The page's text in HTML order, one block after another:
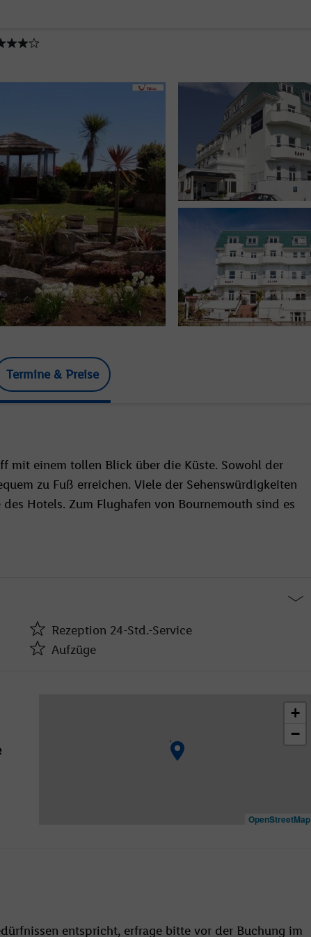
Termine & Preise
mit einem tollen Blick über die Küste. Sowohl der
zu Fuß erreichen. Viele der Sehenswürdigkeiten
Hotels. Zum Flughafen von Bournemouth sind es
Rezeption 24-Std.-Service
Aufzüge
Whirlpool
+
−
OpenStreetMap
entspricht, erfrage bitte vor der Buchung im